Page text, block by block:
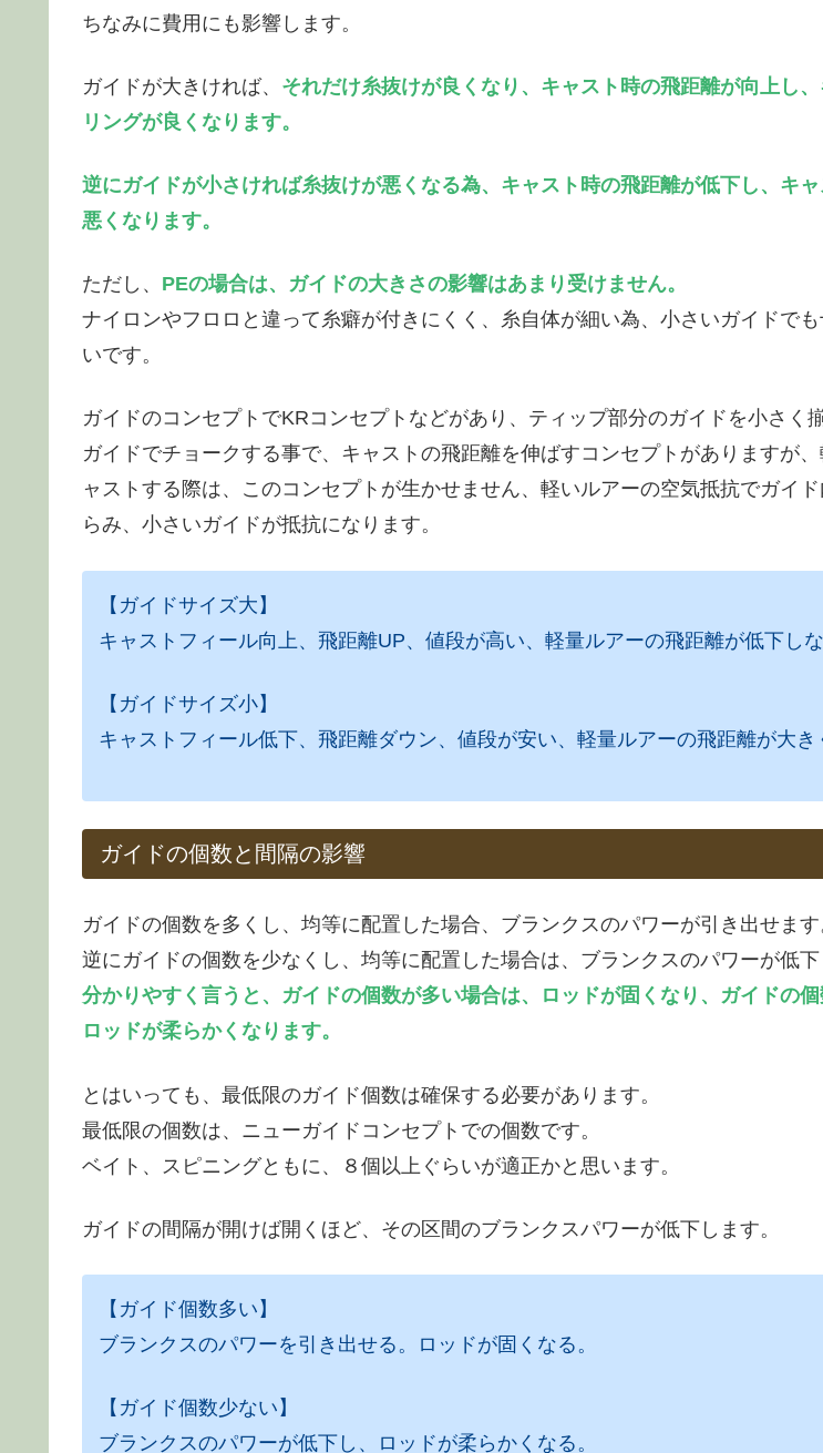
ちなみに費用にも影響します。
ガイドが大きければ、 それだけ糸抜けが良くなり、キャスト時の飛距離が向上し
リングが良くなります。
逆にガイドが小さければ糸抜けが悪くなる為、キャスト時の飛距離が低下し、キ
悪くなります。
ただし、 PEの場合は、ガイドの大きさの影響はあまり受けません。
ナイロンやフロロと違って糸癖が付きにくく、糸自体が細い為、小さいガイドで
いです。
ガイドのコンセプトでKRコンセプトなどがあり、ティップ部分のガイドを小さく
ガイドでチョークする事で、キャストの飛距離を伸ばすコンセプトがありますが
ャストする際は、このコンセプトが生かせません、軽いルアーの空気抵抗でガイ
らみ、小さいガイドが抵抗になります。
【ガイドサイズ大】
キャストフィール向上、飛距離UP、値段が高い、軽量ルアーの飛距離が低下しな
【ガイドサイズ小】
キャストフィール低下、飛距離ダウン、値段が安い、軽量ルアーの飛距離が大き
ガイドの個数と間隔の影響
ガイドの個数を多くし、均等に配置した場合、ブランクスのパワーが引き出せます
逆にガイドの個数を少なくし、均等に配置した場合は、ブランクスのパワーが低下
分かりやすく言うと、ガイドの個数が多い場合は、ロッドが固くなり、ガイドの個
ロッドが柔らかくなります。
とはいっても、最低限のガイド個数は確保する必要があります。
最低限の個数は、ニューガイドコンセプトでの個数です。
ベイト、スピニングともに、８個以上ぐらいが適正かと思います。
ガイドの間隔が開けば開くほど、その区間のブランクスパワーが低下します。
【ガイド個数多い】
ブランクスのパワーを引き出せる。ロッドが固くなる。
【ガイド個数少ない】
ブランクスのパワーが低下し、ロッドが柔らかくなる。